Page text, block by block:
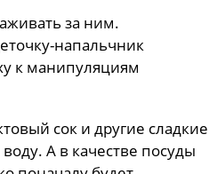
за ним.
напальчник
к манипуляциям
сок и другие сладкие
А в качестве посуды